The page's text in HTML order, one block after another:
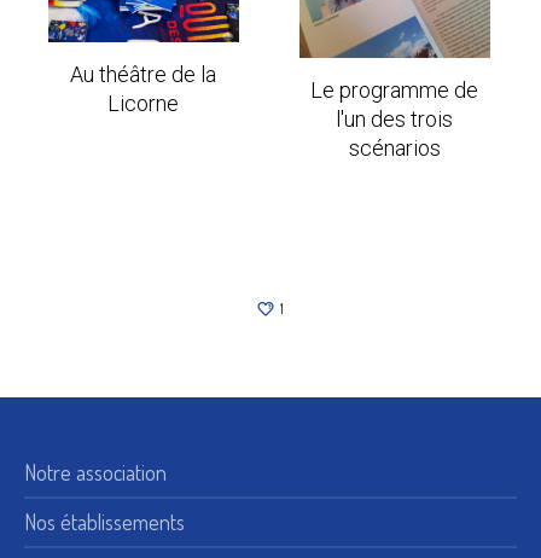
Au théâtre de la
Licorne
Le programme de
l'un des trois
scénarios
1
Notre association
Nos établissements